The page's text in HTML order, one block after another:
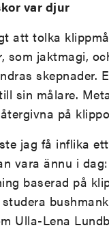
var djur
att tolka
som jaktmagi,
skepnader.
sin målare.
på
jag få inflika
vara ännu i dag:
baserad på
Ulla-Lena